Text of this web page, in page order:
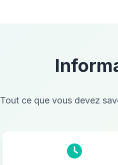
Tout ce que vous devez